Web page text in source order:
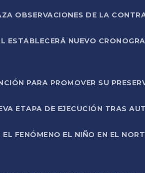
OBSERVACIONES DE LA
ESTABLECERÁ NUEVO
PARA PROMOVER SU
ETAPA DE EJECUCIÓN TRAS
FENÓMENO EL NIÑO EN EL